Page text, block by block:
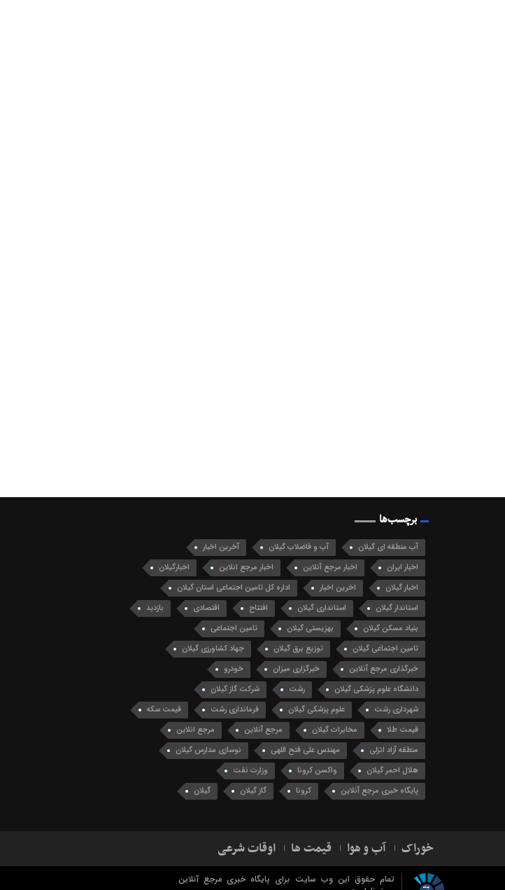
برچسب‌ها
آب منطقه ای گیلان آب و فاضلاب گیلان
آخرین اخبار
اخبار ایران
اخبار مرجع آنلاین اخبار مرجع انلاین
اخبارگیلان
اخبار گیلان
اخرین اخبار
اداره کل تامین اجتماعی استان گیلان
استاندار گیلان
استانداری گیلان افتتاح اقتصادی
بازدید
بنیاد مسکن گیلان
بهزیستی گیلان
تامین اجتماعی
تامین اجتماعی گیلان
توزیع برق گیلان
جهاد کشاورزی گیلان
خبرگذاری مرجع آنلاین
خبرگزاری میزان
خودرو
دانشگاه علوم پزشکی گیلان
رشت
شرکت گاز گیلان
شهرداری رشت
علوم پزشکی گیلان فرمانداری رشت
قیمت سکه
قیمت طلا
مخابرات گیلان مرجع آنلاین
مرجع انلاین
منطقه آزاد انزلی
مهندس علی فتح اللهی
نوسازی مدارس گیلان
هلال احمر گیلان
واکسن کرونا
وزارت نفت
پایگاه خبری مرجع آنلاین
کرونا گاز گیلان گیلان
خوراک آب و هوا قیمت ها اوقات شرعی
تمام حقوق این وب سایت برای پایگاه خبری مرجع آنلاین